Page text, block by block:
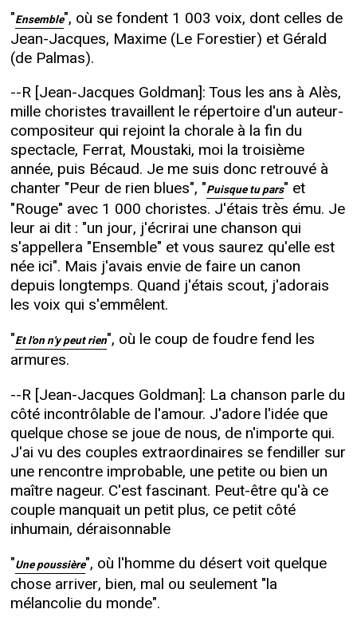
"Ensemble", où se fondent 1 003 voix, dont celles de
Jean-Jacques, Maxime (Le Forestier) et Gérald
(de Palmas).
--R [Jean-Jacques Goldman]: Tous les ans à Alès,
mille choristes travaillent le répertoire d'un auteur-
compositeur qui rejoint la chorale à la fin du
spectacle, Ferrat, Moustaki, moi la troisième
année, puis Bécaud. Je me suis donc retrouvé à
chanter "Peur de rien blues", "Puisque tu pars" et
"Rouge" avec 1 000 choristes. J'étais très ému. Je
leur ai dit : "un jour, j'écrirai une chanson qui
s'appellera "Ensemble" et vous saurez qu'elle est
née ici". Mais j'avais envie de faire un canon
depuis longtemps. Quand j'étais scout, j'adorais
les voix qui s'emmêlent.
"Et l'on n'y peut rien", où le coup de foudre fend les
armures.
--R [Jean-Jacques Goldman]: La chanson parle du
côté incontrôlable de l'amour. J'adore l'idée que
quelque chose se joue de nous, de n'importe qui.
J'ai vu des couples extraordinaires se fendiller sur
une rencontre improbable, une petite ou bien un
maître nageur. C'est fascinant. Peut-être qu'à ce
couple manquait un petit plus, ce petit côté
inhumain, déraisonnable
"Une poussière", où l'homme du désert voit quelque
chose arriver, bien, mal ou seulement "la
mélancolie du monde".